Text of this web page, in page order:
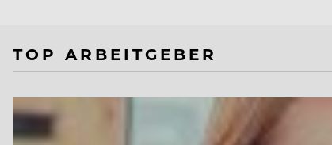
TOP ARBEITGEBER